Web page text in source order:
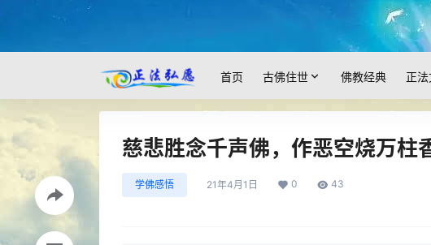
首页 古佛住世 佛教经典 正
慈悲胜念千声佛，作恶空烧万柱
学佛感悟 21年4月1日 0 43